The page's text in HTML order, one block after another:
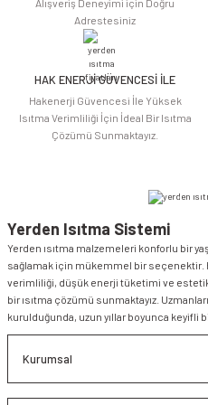
Alışveriş Deneyimi için Doğru
Adrestesiniz
HAK ENERJİ GÜVENCESİ İLE
Hakenerji Güvencesi İle Yüksek
Isıtma Verimliliği İçin İdeal Bir Isıtma
Çözümü Sunmaktayız.
Yerden Isıtma Sistemi
Yerden ısıtma malzemeleri konforlu bir
sağlamak için mükemmel bir
verimliliği, düşük enerji tüketimi ve
bir ısıtma çözümü sunmaktayız.
kurulduğunda, uzun yıllar boyunca keyifli
Kurumsal